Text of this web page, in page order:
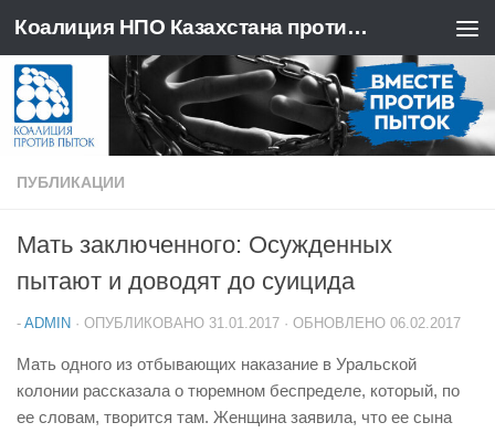
Перейти к содержимому Коалиция НПО Казахстана против пыток
ПУБЛИКАЦИИ
Мать заключенного: Осужденных
пытают и доводят до суицида
- ADMIN · ОПУБЛИКОВАНО 31.01.2017 · ОБНОВЛЕНО 06.02.2017
Мать одного из отбывающих наказание в Уральской
колонии рассказала о тюремном беспределе, который, по
ее словам, творится там. Женщина заявила, что ее сына